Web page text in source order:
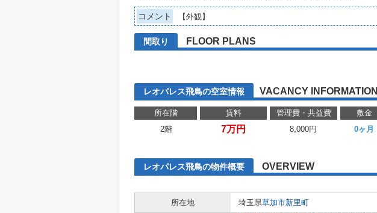
コメント 【外観】
間取り FLOOR PLANS
レオパレス飛鳥の空室情報 VACANCY INFORMATION
所在階 賃料 管理費・共益費 敷金
2階
7万円 8,000円 0ヶ月
レオパレス飛鳥の物件概要 OVERVIEW
所在地 埼玉県草加市新里町